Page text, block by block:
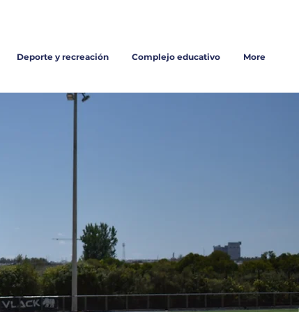
Deporte y recreación Complejo educativo More